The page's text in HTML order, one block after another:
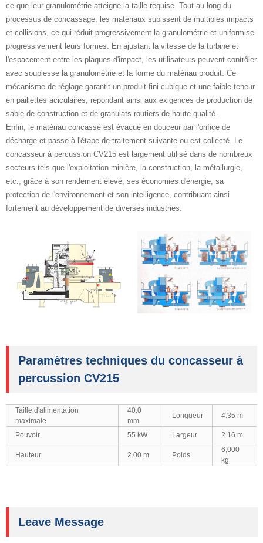
ce que leur granulométrie atteigne la taille requise. Tout au long du
processus de concassage, les matériaux subissent de multiples impacts
et collisions, ce qui réduit progressivement la granulométrie et uniformise
progressivement leurs formes. En ajustant la vitesse de la turbine et
l'espacement entre les plaques d'impact, les utilisateurs peuvent contrôler
avec souplesse la granulométrie et la forme du matériau produit. Ce
mécanisme de réglage garantit un produit fini cubique et une faible teneur
en paillettes aciculaires, répondant ainsi aux exigences de production de
sable de construction et de granulats routiers de haute qualité.
Enfin, le matériau concassé est évacué en douceur par l'orifice de
décharge et passe à l'étape de traitement suivante ou est collecté. Le
concasseur à percussion CV215 est largement utilisé dans de nombreux
secteurs tels que l'exploitation minière, la construction, la métallurgie,
etc., grâce à son rendement élevé, ses économies d'énergie, sa
protection de l'environnement et son intelligence, contribuant ainsi
fortement au développement de diverses industries.
Paramètres techniques du concasseur à
percussion CV215
Taille d'alimentation
maximale
40.0
mm
Longueur 4.35 m
Pouvoir 55 kW Largeur 2.16 m
Hauteur 2.00 m Poids
6,000
kg
Leave Message